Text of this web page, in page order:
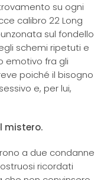
su ogni
calibro 22 Long
sul fondello
schemi ripetuti e
emotivo fra gli
poiché il bisogno
e, per lui,
mistero.
a due condanne
ricordati